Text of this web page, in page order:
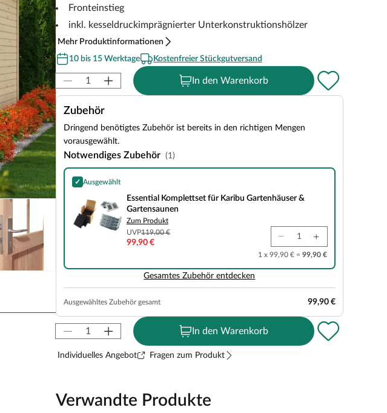
Fronteinstieg
inkl. kesseldruckimprägnierter Unterkonstruktionshölzer
Mehr Produktinformationen
10 bis 15 Werktage
Kostenfreier Stückgutversand
In den Warenkorb
Zubehör
Dringend benötigtes Zubehör ist bereits in den richtigen Mengen
vorausgewählt.
Notwendiges Zubehör (1)
✓ Ausgewählt
Essential Komplettset für Karibu Gartenhäuser & Gartensaunen
Essential Komplettset für Karibu Gartenhäuser &
Gartensaunen
Zum Produkt
UVP119,00 €
99,90 €
1 x 99,90 € = 99,90 €
Gesamtes Zubehör entdecken
Ausgewähltes Zubehör gesamt 99,90 €
In den Warenkorb
Individuelles Angebot Fragen zum Produkt
Verwandte Produkte